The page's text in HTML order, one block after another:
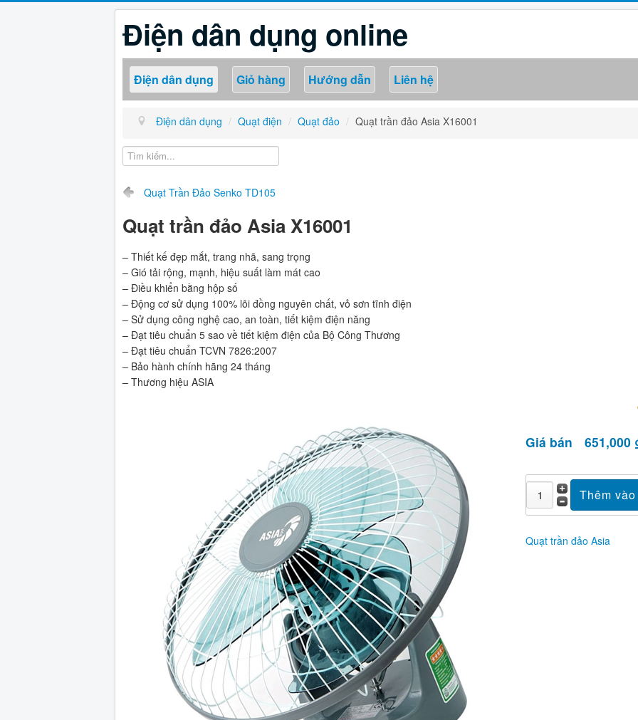
Điện dân dụng online
Điện dân dụng Giỏ hàng Hướng dẫn Liên hệ
Điện dân dụng / Quạt điện / Quạt đảo / Quạt trần đảo Asia X16001
Quạt Trần Đảo Senko TD105
Quạt trần đảo Asia X16001
– Thiết kế đẹp mắt, trang nhã, sang trọng
– Gió tải rộng, mạnh, hiệu suất làm mát cao
– Điều khiển bằng hộp số
– Động cơ sử dụng 100% lõi đồng nguyên chất, vỏ sơn tĩnh điện
– Sử dụng công nghệ cao, an toàn, tiết kiệm điện năng
– Đạt tiêu chuẩn 5 sao về tiết kiệm điện của Bộ Công Thương
– Đạt tiêu chuẩn TCVN 7826:2007
– Bảo hành chính hãng 24 tháng
– Thương hiệu ASIA
Giá bán 651,000
Quạt trần đảo Asia